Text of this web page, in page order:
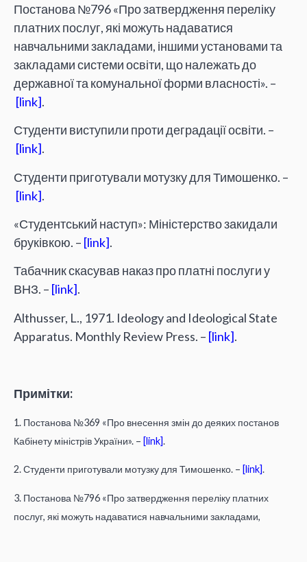
Постанова №796 «Про затвердження переліку
платних послуг, які можуть надаватися
навчальними закладами, іншими установами та
закладами системи освіти, що належать до
державної та комунальної форми власності». –
[link].
Студенти виступили проти деградації освіти. –
[link].
Студенти приготували мотузку для Тимошенко. –
[link].
«Студентський наступ»: Міністерство закидали
бруківкою. – [link].
Табачник скасував наказ про платні послуги у
ВНЗ. – [link].
Althusser, L., 1971. Ideology and Ideological State
Apparatus. Monthly Review Press. – [link].
Примітки:
1. Постанова №369 «Про внесення змін до деяких постанов
Кабінету міністрів України». – [link].
2. Студенти приготували мотузку для Тимошенко. – [link].
3. Постанова №796 «Про затвердження переліку платних
послуг, які можуть надаватися навчальними закладами,